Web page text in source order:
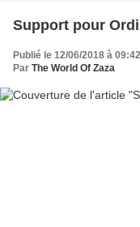
Support pour
Publié le 12/06/2018 à 09:42
Par The World Of Zaza